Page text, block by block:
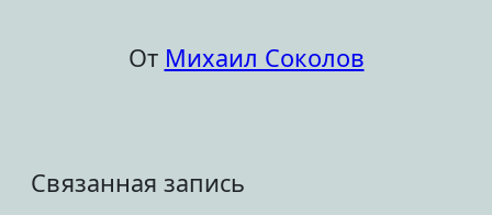
От Михаил Соколов
Связанная запись